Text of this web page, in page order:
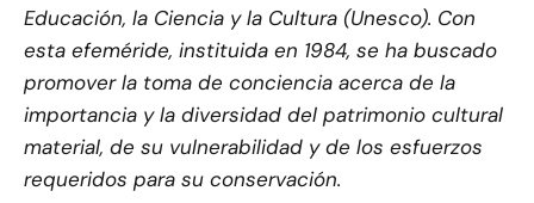
Educación, la Ciencia y la Cultura (Unesco). Con
esta efeméride, instituida en 1984, se ha buscado
promover la toma de conciencia acerca de la
importancia y la diversidad del patrimonio cultural
material, de su vulnerabilidad y de los esfuerzos
requeridos para su conservación.